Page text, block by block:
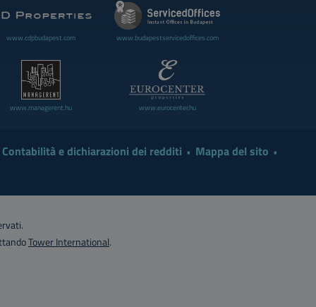
www.cdpbudapest.com www.budapestservicedoffices.com
www.managerent.hu
www.eurocenter.hu
Contabilità e dichiarazioni dei redditi
Mappa del sito
Tower International.